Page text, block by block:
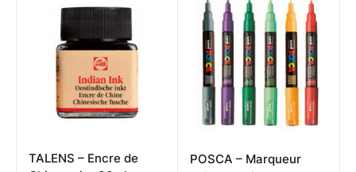
options
peuvent
choisies
produit
Les
options
peuvent
être
choisies
sur
page
du
TALENS – Encre de
POSCA – Marqueur